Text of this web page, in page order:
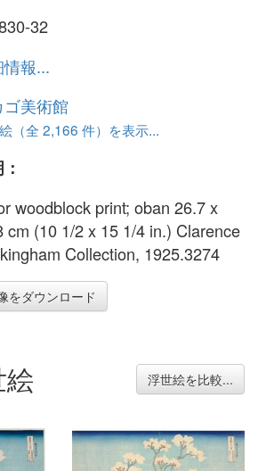
32
報...
ゴ美術館
（全 2,166 件）を表示...
woodblock print; oban 26.7 x
cm (10 1/2 x 15 1/4 in.) Clarence
Collection, 1925.3274
をダウンロード
浮世絵を比較...